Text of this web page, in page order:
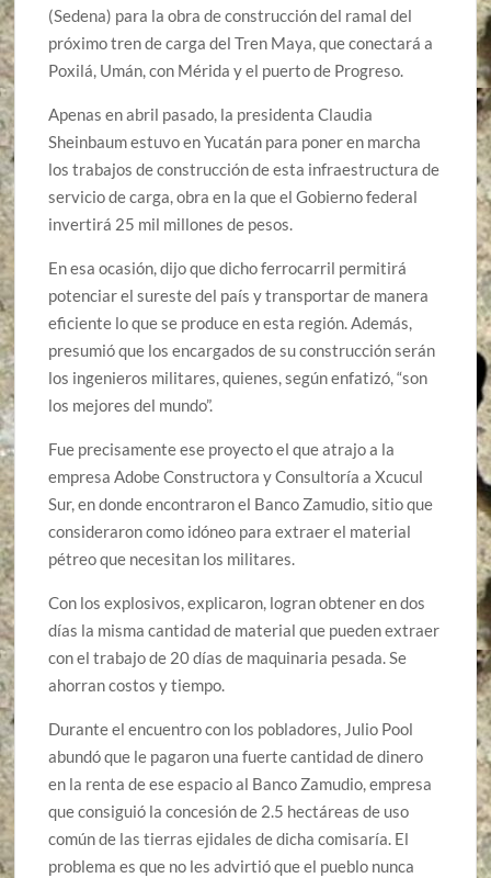
(Sedena) para la obra de construcción del ramal del
próximo tren de carga del Tren Maya, que conectará a
Poxilá, Umán, con Mérida y el puerto de Progreso.
Apenas en abril pasado, la presidenta Claudia
Sheinbaum estuvo en Yucatán para poner en marcha
los trabajos de construcción de esta infraestructura de
servicio de carga, obra en la que el Gobierno federal
invertirá 25 mil millones de pesos.
En esa ocasión, dijo que dicho ferrocarril permitirá
potenciar el sureste del país y transportar de manera
eficiente lo que se produce en esta región. Además,
presumió que los encargados de su construcción serán
los ingenieros militares, quienes, según enfatizó, “son
los mejores del mundo”.
Fue precisamente ese proyecto el que atrajo a la
empresa Adobe Constructora y Consultoría a Xcucul
Sur, en donde encontraron el Banco Zamudio, sitio que
consideraron como idóneo para extraer el material
pétreo que necesitan los militares.
Con los explosivos, explicaron, logran obtener en dos
días la misma cantidad de material que pueden extraer
con el trabajo de 20 días de maquinaria pesada. Se
ahorran costos y tiempo.
Durante el encuentro con los pobladores, Julio Pool
abundó que le pagaron una fuerte cantidad de dinero
en la renta de ese espacio al Banco Zamudio, empresa
que consiguió la concesión de 2.5 hectáreas de uso
común de las tierras ejidales de dicha comisaría. El
problema es que no les advirtió que el pueblo nunca